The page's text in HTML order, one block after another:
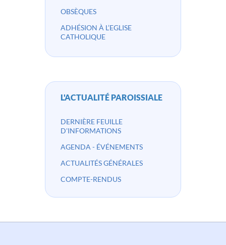
OBSÈQUES
ADHÉSION À L’EGLISE
CATHOLIQUE
L'ACTUALITÉ PAROISSIALE
DERNIÈRE FEUILLE
D'INFORMATIONS
AGENDA - ÉVÉNEMENTS
ACTUALITÉS GÉNÉRALES
COMPTE-RENDUS